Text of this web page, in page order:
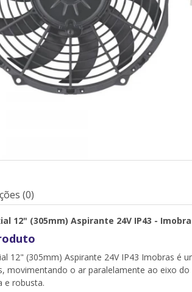
(0)
12" (305mm) Aspirante 24V IP43 -
12" (305mm) Aspirante 24V IP43 Imobras
movimentando o ar paralelamente ao eixo
e robusta.